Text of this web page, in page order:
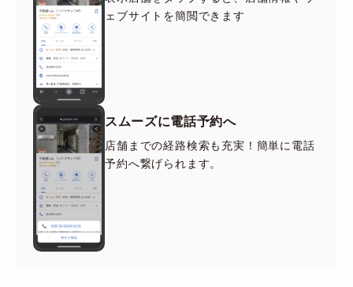
ェブサイトを簡閲できます
スムーズに電話予約へ
店舗までの経路検索も充実！簡単に電話
予約へ繋げられます。